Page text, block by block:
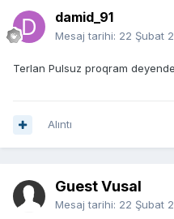
damid_91
Mesaj tarihi: 22 Şubat
Terlan Pulsuz proqram
Alıntı
Guest Vusal
Mesaj tarihi: 22 Şubat